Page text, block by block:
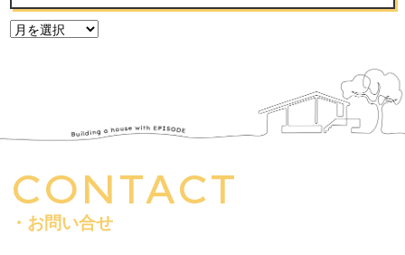
CONTACT
・お問い合せ